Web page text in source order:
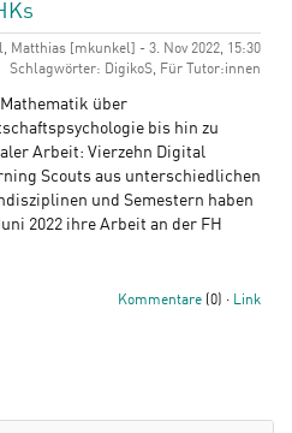
Matthias [mkunkel] - 3. Nov 2022, 15:30
Schlagwörter: DigikoS, Für Tutor:innen
Mathematik über
bis hin zu
Arbeit: Vierzehn Digital
Scouts aus unterschiedlichen
und Semestern haben
2022 ihre Arbeit an der FH
Kommentare (0) · Link